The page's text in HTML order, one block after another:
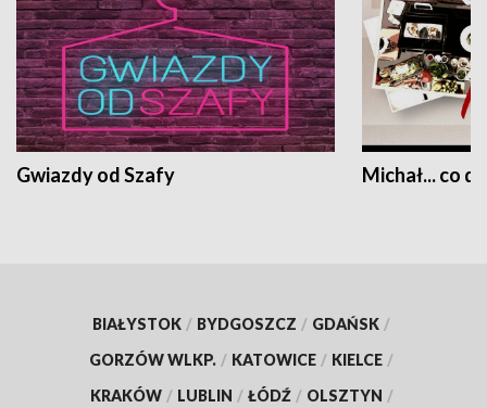
Gwiazdy od Szafy Michał... co
BIAŁYSTOK / BYDGOSZCZ / GDAŃSK /
GORZÓW WLKP. / KATOWICE / KIELCE /
KRAKÓW / LUBLIN / ŁÓDŹ / OLSZTYN /